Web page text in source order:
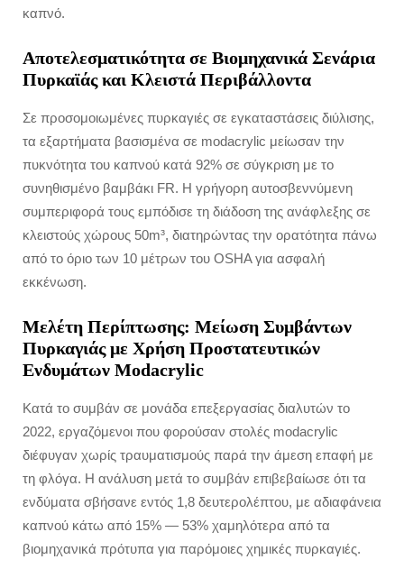
καπνό.
Αποτελεσματικότητα σε Βιομηχανικά Σενάρια
Πυρκαϊάς και Κλειστά Περιβάλλοντα
Σε προσομοιωμένες πυρκαγιές σε εγκαταστάσεις διύλισης,
τα εξαρτήματα βασισμένα σε modacrylic μείωσαν την
πυκνότητα του καπνού κατά 92% σε σύγκριση με το
συνηθισμένο βαμβάκι FR. Η γρήγορη αυτοσβεννύμενη
συμπεριφορά τους εμπόδισε τη διάδοση της ανάφλεξης σε
κλειστούς χώρους 50m³, διατηρώντας την ορατότητα πάνω
από το όριο των 10 μέτρων του OSHA για ασφαλή
εκκένωση.
Μελέτη Περίπτωσης: Μείωση Συμβάντων
Πυρκαγιάς με Χρήση Προστατευτικών
Ενδυμάτων Modacrylic
Κατά το συμβάν σε μονάδα επεξεργασίας διαλυτών το
2022, εργαζόμενοι που φορούσαν στολές modacrylic
διέφυγαν χωρίς τραυματισμούς παρά την άμεση επαφή με
τη φλόγα. Η ανάλυση μετά το συμβάν επιβεβαίωσε ότι τα
ενδύματα σβήσανε εντός 1,8 δευτερολέπτου, με αδιαφάνεια
καπνού κάτω από 15% — 53% χαμηλότερα από τα
βιομηχανικά πρότυπα για παρόμοιες χημικές πυρκαγιές.